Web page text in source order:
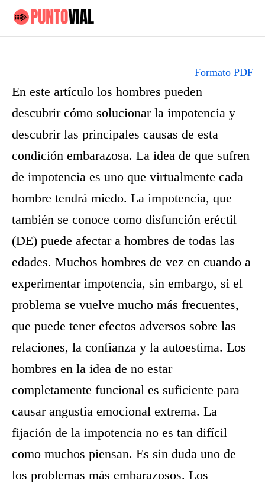
Formato PDF
En este artículo los hombres pueden
descubrir cómo solucionar la impotencia y
descubrir las principales causas de esta
condición embarazosa. La idea de que sufren
de impotencia es uno que virtualmente cada
hombre tendrá miedo. La impotencia, que
también se conoce como disfunción eréctil
(DE) puede afectar a hombres de todas las
edades. Muchos hombres de vez en cuando a
experimentar impotencia, sin embargo, si el
problema se vuelve mucho más frecuentes,
que puede tener efectos adversos sobre las
relaciones, la confianza y la autoestima. Los
hombres en la idea de no estar
completamente funcional es suficiente para
causar angustia emocional extrema. La
fijación de la impotencia no es tan difícil
como muchos piensan. Es sin duda uno de
los problemas más embarazosos. Los